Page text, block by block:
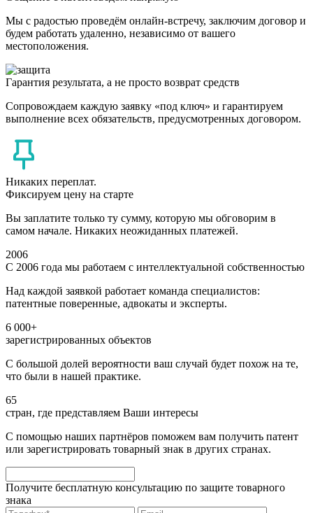
Мы с радостью проведём онлайн-встречу, заключим договор и
будем работать удаленно, независимо от вашего
местоположения.
Гарантия результата, а не просто возврат средств
Сопровождаем каждую заявку «под ключ» и гарантируем
выполнение всех обязательств, предусмотренных договором.
Никаких переплат.
Фиксируем цену на старте
Вы заплатите только ту сумму, которую мы обговорим в
самом начале. Никаких неожиданных платежей.
2006
С 2006 года мы работаем с интеллектуальной собственностью
Над каждой заявкой работает команда специалистов:
патентные поверенные, адвокаты и эксперты.
6 000+
зарегистрированных объектов
С большой долей вероятности ваш случай будет похож на те,
что были в нашей практике.
65
стран, где представляем Ваши интересы
С помощью наших партнёров поможем вам получить патент
или зарегистрировать товарный знак в других странах.
Получите бесплатную консультацию по защите товарного
знака